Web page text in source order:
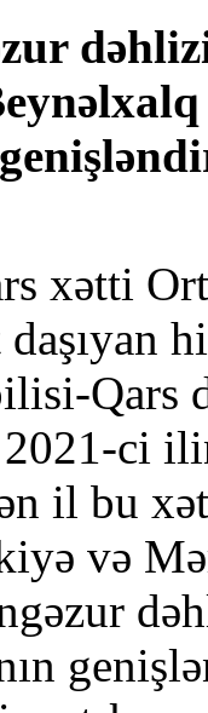
xətti
2021-ci
il bu
və